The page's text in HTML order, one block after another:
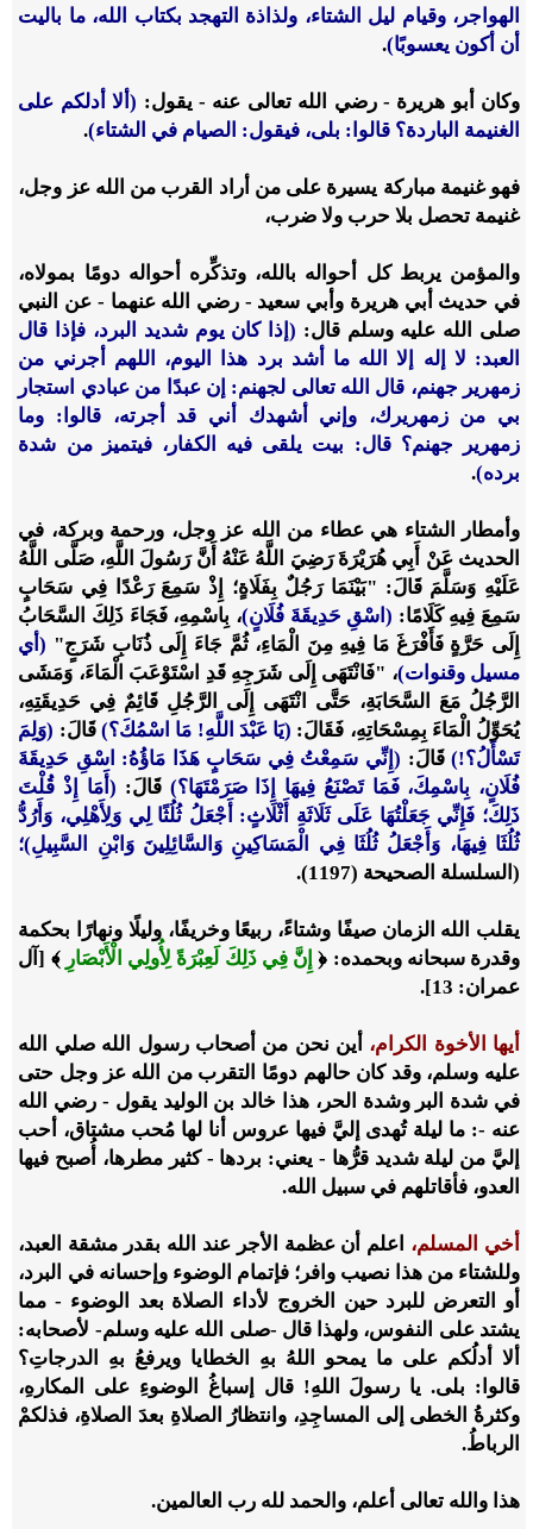
الهواجر، وقيام ليل الشتاء، ولذاذة التهجد بكتاب الله، ما باليت
أن أكون يعسوبًا).
وكان أبو هريرة - رضي الله تعالى عنه - يقول: (ألا أدلكم على
الغنيمة الباردة؟ قالوا: بلى، فيقول: الصيام في الشتاء).
فهو غنيمة مباركة يسيرة على من أراد القرب من الله عز وجل،
غنيمة تحصل بلا حرب ولا ضرب،
والمؤمن يربط كل أحواله بالله، وتذكِّره أحواله دومًا بمولاه،
في حديث أبي هريرة وأبي سعيد - رضي الله عنهما - عن النبي
صلى الله عليه وسلم قال: (إذا كان يوم شديد البرد، فإذا قال
العبد: لا إله إلا الله ما أشد برد هذا اليوم، اللهم أجرني من
زمهرير جهنم، قال الله تعالى لجهنم: إن عبدًا من عبادي استجار
بي من زمهريرك، وإني أشهدك أني قد أجرته، قالوا: وما
زمهرير جهنم؟ قال: بيت يلقى فيه الكفار، فيتميز من شدة
برده).
وأمطار الشتاء هي عطاء من الله عز وجل، ورحمة وبركة، في
الحديث عَنْ أَبِي هُرَيْرَةَ رَضِيَ اللَّهُ عَنْهُ أَنَّ رَسُولَ اللَّهِ، صَلَّى اللَّهُ
عَلَيْهِ وَسَلَّمَ قَالَ: "بَيْنَمَا رَجُلٌ بِفَلَاةٍ؛ إِذْ سَمِعَ رَعْدًا فِي سَحَابٍ
سَمِعَ فِيهِ كَلَامًا: (اسْقِ حَدِيقَةَ فُلَانٍ)، بِاسْمِهِ، فَجَاءَ ذَلِكَ السَّحَابُ
إِلَى حَرَّةٍ فَأَفْرَغَ مَا فِيهِ مِنَ الْمَاءِ، ثُمَّ جَاءَ إِلَى ذُنَابِ شَرَجٍ" (أي
مسيل وقنوات)، "فَانْتَهَى إِلَى شَرَجِهِ قَدِ اسْتَوْعَبَ الْمَاءَ، وَمَشَى
الرَّجُلُ مَعَ السَّحَابَةِ، حَتَّى انْتَهَى إِلَى الرَّجُلِ قَائِمٌ فِي حَدِيقَتِهِ،
يُحَوِّلُ الْمَاءَ بِمِسْحَاتِهِ، فَقَالَ: (يَا عَبْدَ اللَّهِ! مَا اسْمُكَ؟) قَالَ: (وَلِمَ
تَسْأَلُ؟!)قَالَ: (إِنِّي سَمِعْتُ فِي سَحَابٍ هَذَا مَاؤُهُ: اسْقِ حَدِيقَةَ
فُلَانٍ، بِاسْمِكَ، فَمَا تَصْنَعُ فِيهَا إِذَا صَرَمْتَهَا؟) قَالَ: (أَمَا إِذْ قُلْتَ
ذَلِكَ؛ فَإِنِّي جَعَلْتُهَا عَلَى ثَلَاثَةِ أَثْلَاثٍ: أَجْعَلُ ثُلُثًا لِي وَلِأَهْلِي، وَأَرُدُّ
ثُلُثَا فِيهَا، وَأَجْعَلُ ثُلُثَا فِي الْمَسَاكِينِ وَالسَّائِلِينَ وَابْنِ السَّبِيلِ)؛
(السلسلة الصحيحة (1197)
.
يقلب الله الزمان صيفًا وشتاءً، ربيعًا وخريفًا، وليلًا ونهارًا بحكمة
وقدرة سبحانه وبحمده: ﴿ إِنَّ فِي ذَلِكَ لَعِبْرَةً لِأُولِي الْأَبْصَارِ ﴾ [آل
عمران: 13].
أيها الأخوة الكرام،
أين نحن من أصحاب رسول الله صلي الله
عليه وسلم، وقد كان حالهم دومًا التقرب من الله عز وجل حتى
في شدة البر وشدة الحر، هذا خالد بن الوليد يقول - رضي الله
عنه -: ما ليلة تُهدى إليَّ فيها عروس أنا لها مُحب مشتاق، أحب
إليَّ من ليلة شديد قرُّها - يعني: بردها - كثير مطرها، أُصبح فيها
العدو، فأقاتلهم في سبيل الله.
أخي المسلم، اعلم أن عظمة الأجر عند الله بقدر مشقة العبد،
وللشتاء من هذا نصيب وافر؛ فإتمام الوضوء وإحسانه في البرد،
أو التعرض للبرد حين الخروج لأداء الصلاة بعد الوضوء - مما
يشتد على النفوس، ولهذا قال -صلى الله عليه وسلم- لأصحابه:
ألا أدلُكم على ما يمحو اللهُ بهِ الخطايا ويرفعُ بهِ الدرجاتِ؟
قالوا: بلى. يا رسولَ اللهِ! قال إسباغُ الوضوءِ على المكارهِ،
وكثرةُ الخطى إلى المساجِدِ، وانتظارُ الصلاةِ بعدَ الصلاةِ، فذلكمْ
الرباطُ.
هذا والله تعالى أعلم، والحمد لله رب العالمين.